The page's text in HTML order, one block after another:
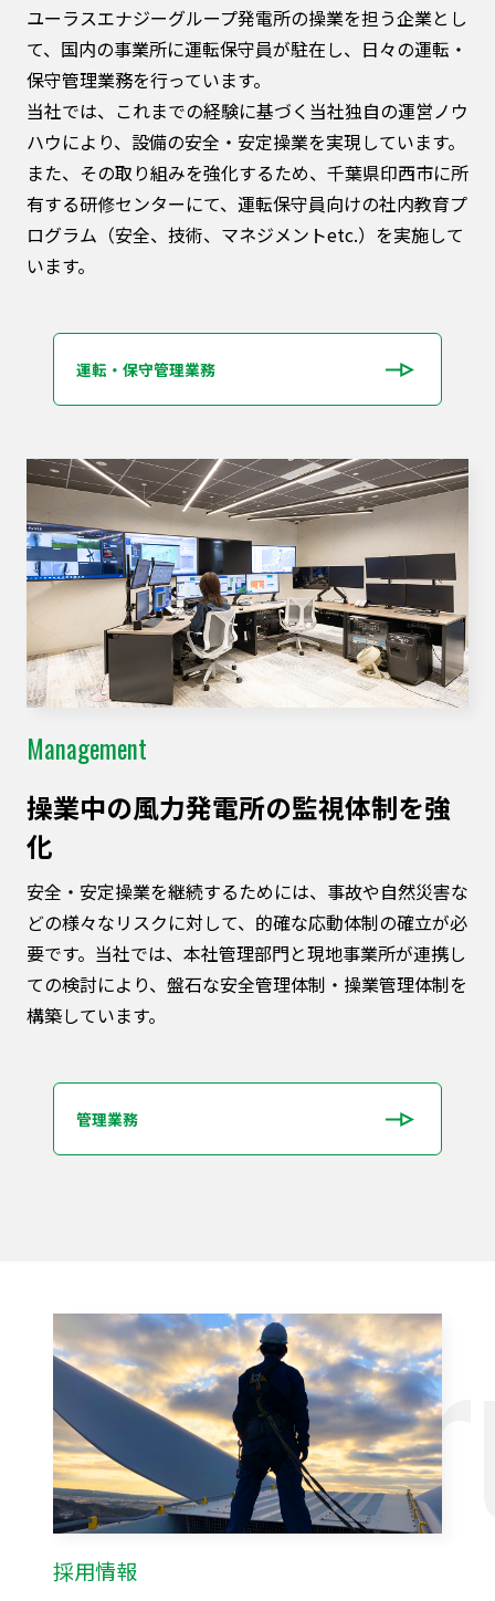
ユーラスエナジーグループ発電所の操業を担う企業とし
て、国内の事業所に運転保守員が駐在し、⽇々の運転・
保守管理業務を⾏っています。
当社では、これまでの経験に基づく当社独自の運営ノウ
ハウにより、設備の安全・安定操業を実現しています。
また、その取り組みを強化するため、千葉県印西市に所
有する研修センターにて、運転保守員向けの社内教育プ
ログラム（安全、技術、マネジメントetc.）を実施して
います。
運転・保守管理業務
Management
操業中の⾵⼒発電所の監視体制を強
化
安全・安定操業を継続するためには、事故や自然災害な
どの様々なリスクに対して、的確な応動体制の確立が必
要です。当社では、本社管理部門と現地事業所が連携し
ての検討により、盤石な安全管理体制・操業管理体制を
構築しています。
管理業務
採用情報